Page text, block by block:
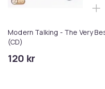
Modern Talking - The Very
(CD)
120 kr